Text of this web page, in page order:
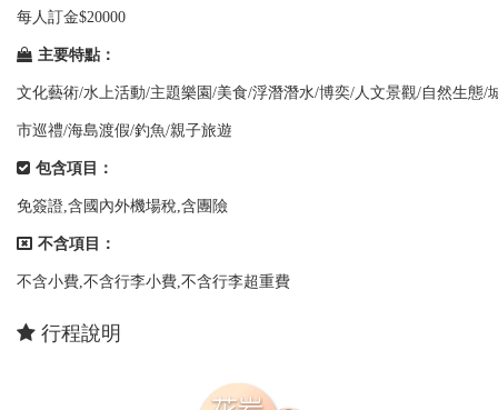
每人訂金$20000
主要特點：
文化藝術/水上活動/主題樂園/美食/浮潛潛水/博奕/人文景觀/自然生態/
市巡禮/海島渡假/釣魚/親子旅遊
包含項目：
免簽證,含國內外機場稅,含團險
不含項目：
不含小費,不含行李小費,不含行李超重費
行程說明